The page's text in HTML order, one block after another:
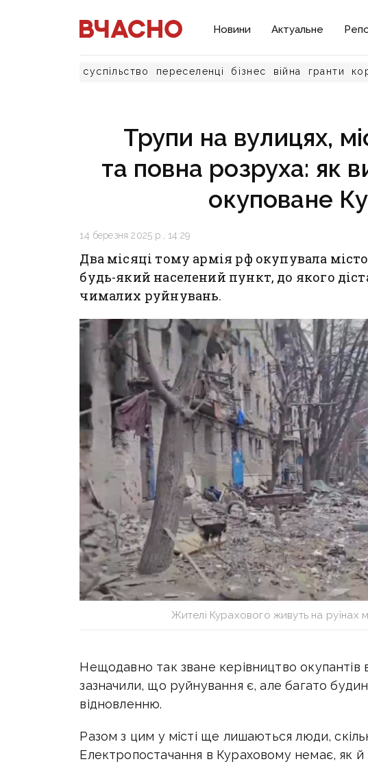
Новини Актуальне
суспільство переселенці бізнес війна гранти
Трупи на вулицях,
та повна розруха: як
окуповане
14 березня 2025 р., 14:29
Два місяці тому армія рф окупувала
будь-який населений пункт, до якого
чималих руйнувань.
Жителі Курахового живуть на руїнах
Нещодавно так зване керівництво окупантів
зазначили, що руйнування є, але багато
відновленню.
Разом з цим у місті ще лишаються люди,
Електропостачання в Кураховому немає, як й